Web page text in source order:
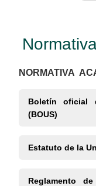
NORMATIVA
Boletín oficial
(BOUS)
Estatuto de la
Reglamento